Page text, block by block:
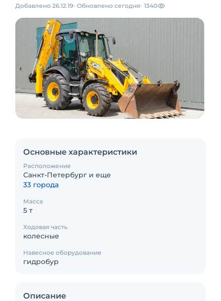
Добавлено 26.12.19 Обновлено сегодня 1340
Основные характеристики
Расположение
Санкт-Петербург и еще
33 города
Масса
5 т
Ходовая часть
колесные
Навесное оборудование
гидробур
Описание